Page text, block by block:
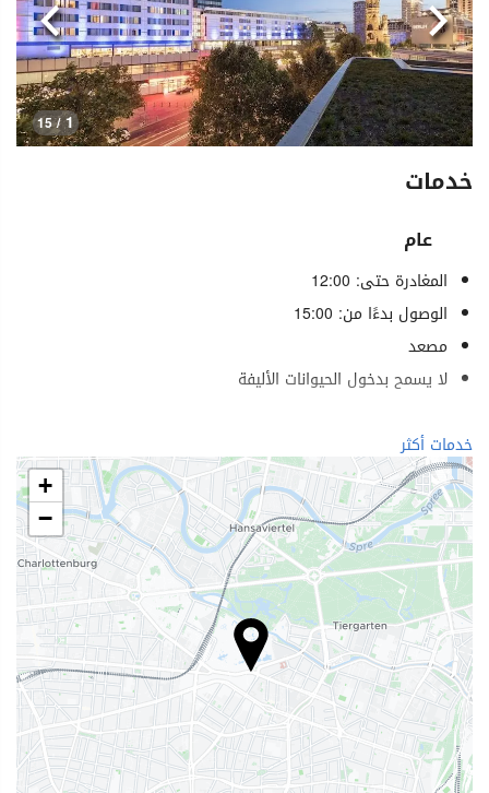
1
/ 15
السابق
خدمات
عام
المغادرة حتى: 12:00
الوصول بدءًا من: 15:00
مصعد
لا يسمح بدخول الحيوانات الأليفة
الرفاهية
منتجع صحي (Spa)
ساونا
صالة ألعاب رياضية
خدمات الاستقبال
مكتب استقبال على مدار 24 ساعة
تخزين الأمتعة
الطعام والمشروبات
مطعم (حسب الطلب)
خدمات أكثر
+
−